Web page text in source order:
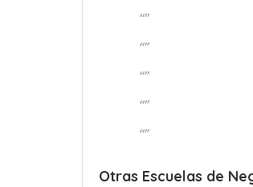
“”
“”
“”
“”
“”
Otras Escuelas de